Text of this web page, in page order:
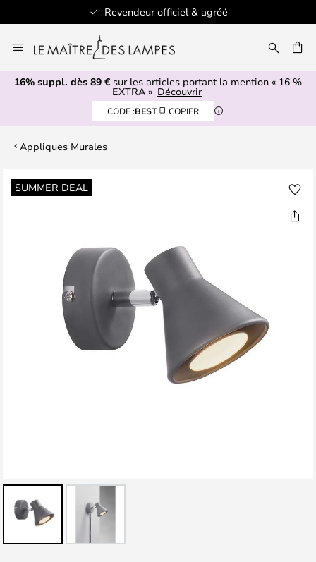
Revendeur officiel & agréé
au
contenu
16% suppl. dès 89 € sur les articles portant la mention « 16 %
EXTRA » Découvrir
CODE :BEST COPIER
Appliques Murales
SUMMER DEAL
Skip
to